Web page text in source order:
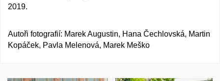
2019.
Autoři fotografií: Marek Augustin, Hana Čechlovská, Martin
Kopáček, Pavla Melenová, Marek Meško